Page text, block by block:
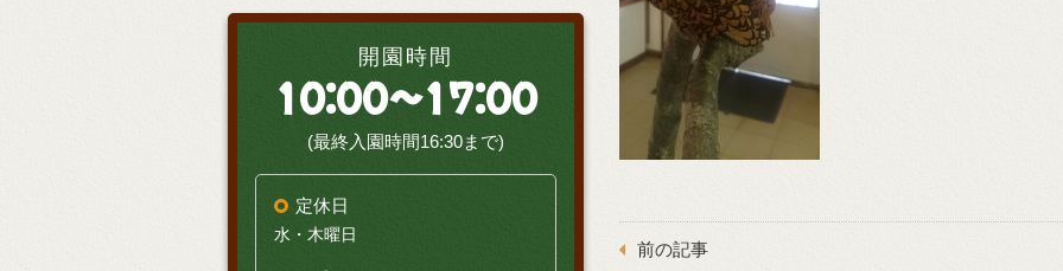
前の記事
開園時間
10:00～17:00
(最終入園時間16:30まで)
定休日
水・木曜日